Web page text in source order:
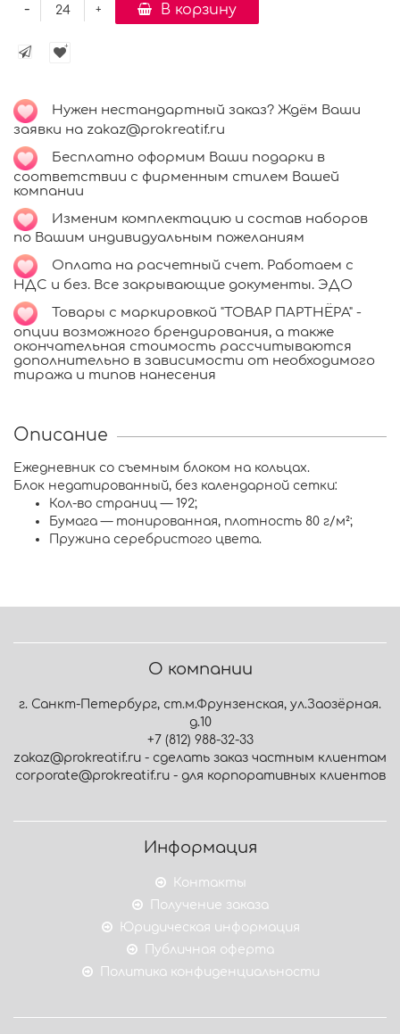
+
- В корзину
Нужен нестандартный заказ? Ждём Ваши
заявки на zakaz@prokreatif.ru
Бесплатно оформим Ваши подарки в
соответствии с фирменным стилем Вашей
компании
Изменим комплектацию и состав наборов
по Вашим индивидуальным пожеланиям
Оплата на расчетный счет. Работаем с
НДС и без. Все закрывающие документы. ЭДО
Товары с маркировкой "ТОВАР ПАРТНЁРА" -
опции возможного брендирования, а также
окончательная стоимость рассчитываются
дополнительно в зависимости от необходимого
тиража и типов нанесения
Описание
Ежедневник со съемным блоком на кольцах.
Блок недатированный, без календарной сетки:
Кол-во страниц — 192;
Бумага — тонированная, плотность 80 г/м²;
Пружина серебристого цвета.
О компании
г. Санкт-Петербург, ст.м.Фрунзенская, ул.Заозёрная.
д.10
+7 (812) 988-32-33
zakaz@prokreatif.ru - сделать заказ частным клиентам
corporate@prokreatif.ru - для корпоративных клиентов
Информация
Контакты
Получение заказа
Юридическая информация
Публичная оферта
Политика конфиденциальности